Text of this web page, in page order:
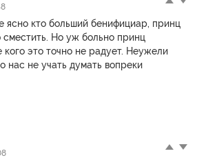
ясно кто больший бенифициар, принц
сместить. Но уж больно принц
это точно не радует. Неужели
нас не учать думать вопреки